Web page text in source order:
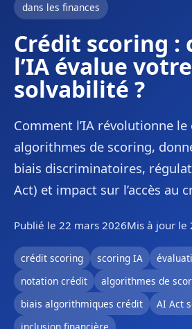
dans les finances
Crédit scoring :
l’IA évalue votre
solvabilité ?
Comment l’IA révolutionne
algorithmes de scoring,
biais discriminatoires,
Act) et impact sur l’accès au
Publié le 22 mars 2026Mis à jour le
crédit scoring scoring IA
notation crédit
algorithmes de
biais algorithmiques crédit
AI Act